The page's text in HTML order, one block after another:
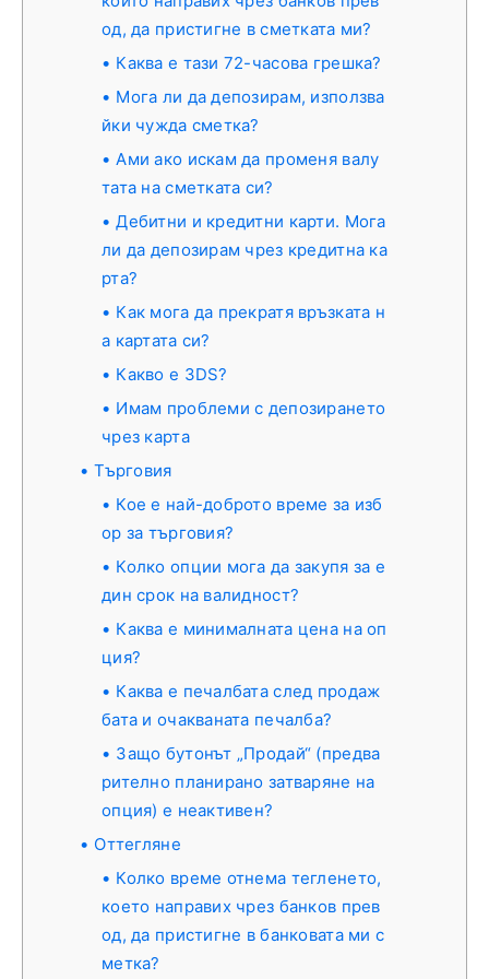
од, да пристигне в сметката ми?
Каква е тази 72-часова грешка?
Мога ли да депозирам, използва
йки чужда сметка?
Ами ако искам да променя валу
тата на сметката си?
Дебитни и кредитни карти. Мога
ли да депозирам чрез кредитна ка
рта?
Как мога да прекратя връзката н
а картата си?
Какво е 3DS?
Имам проблеми с депозирането
чрез карта
Търговия
Кое е най-доброто време за изб
ор за търговия?
Колко опции мога да закупя за е
дин срок на валидност?
Каква е минималната цена на оп
ция?
Каква е печалбата след продаж
бата и очакваната печалба?
Защо бутонът „Продай“ (предва
рително планирано затваряне на
опция) е неактивен?
Оттегляне
Колко време отнема тегленето,
което направих чрез банков прев
од, да пристигне в банковата ми с
метка?